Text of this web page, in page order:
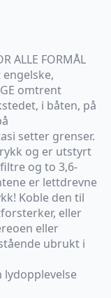
ALLE FORMÅL
omtrent
i båten, på
setter grenser.
og er utstyrt
og to 3,6-
er lettdrevne
Koble den til
eller
eller
ubrukt i
lydopplevelse